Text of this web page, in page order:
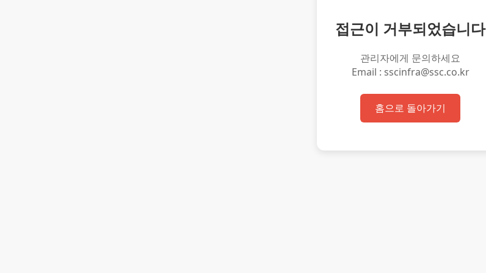
접근이 거부되었습니다
관리자에게 문의하세요
Email : sscinfra@ssc.co.kr
홈으로 돌아가기